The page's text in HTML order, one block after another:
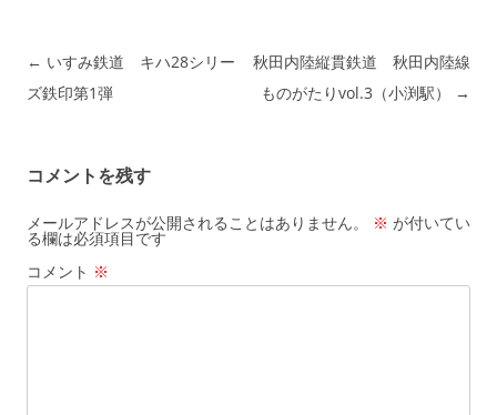
投稿ナビゲーション
← いすみ鉄道 キハ28シリー
ズ鉄印第1弾
秋田内陸縦貫鉄道 秋田内陸線
ものがたりvol.3（小渕駅）
→
コメントを残す
メールアドレスが公開されることはありません。 ※ が付いてい
る欄は必須項目です
コメント ※